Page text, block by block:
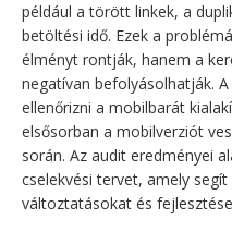
például a törött linkek, a
betöltési idő. Ezek a
élményt rontják, hanem a
negatívan befolyásolhatják.
ellenőrizni a mobilbarát
elsősorban a mobilverziót
során. Az audit eredményei
cselekvési tervet, amely
változtatásokat és